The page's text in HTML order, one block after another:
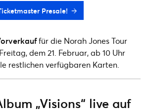
Presale!
für die Norah Jones Tour
dem 21. Februar, ab 10 Uhr
restlichen verfügbaren Karten.
„Visions“ live auf